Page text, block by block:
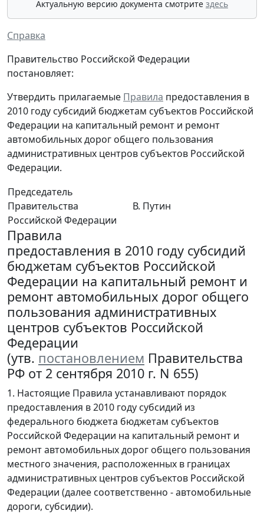
Актуальную версию документа смотрите здесь
Справка
Правительство Российской Федерации
постановляет:
Утвердить прилагаемые Правила предоставления в
2010 году субсидий бюджетам субъектов Российской
Федерации на капитальный ремонт и ремонт
автомобильных дорог общего пользования
административных центров субъектов Российской
Федерации.
Председатель
Правительства
Российской Федерации
В. Путин
Правила
предоставления в 2010 году субсидий
бюджетам субъектов Российской
Федерации на капитальный ремонт и
ремонт автомобильных дорог общего
пользования административных
центров субъектов Российской
Федерации
(утв. постановлением Правительства
РФ от 2 сентября 2010 г. N 655)
1. Настоящие Правила устанавливают порядок
предоставления в 2010 году субсидий из
федерального бюджета бюджетам субъектов
Российской Федерации на капитальный ремонт и
ремонт автомобильных дорог общего пользования
местного значения, расположенных в границах
административных центров субъектов Российской
Федерации (далее соответственно - автомобильные
дороги, субсидии).